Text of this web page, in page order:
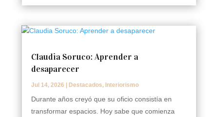
Claudia Soruco: Aprender a
desaparecer
Jul 14, 2026 | Destacados, Interiorismo
Durante años creyó que su oficio consistía en
transformar espacios. Hoy sabe que comienza